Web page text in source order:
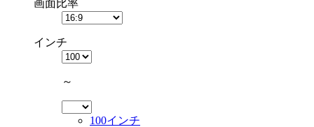
画面比率
インチ
～
100インチ